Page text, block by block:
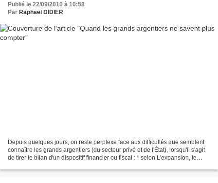
Publié le 22/09/2010 à 10:58
Par Raphaël DIDIER
Depuis quelques jours, on reste perplexe face aux difficultés que semblent
connaître les grands argentiers (du secteur privé et de l'État), lorsqu'il s'agit
de tirer le bilan d'un dispositif financier ou fiscal : * selon L'expansion, le